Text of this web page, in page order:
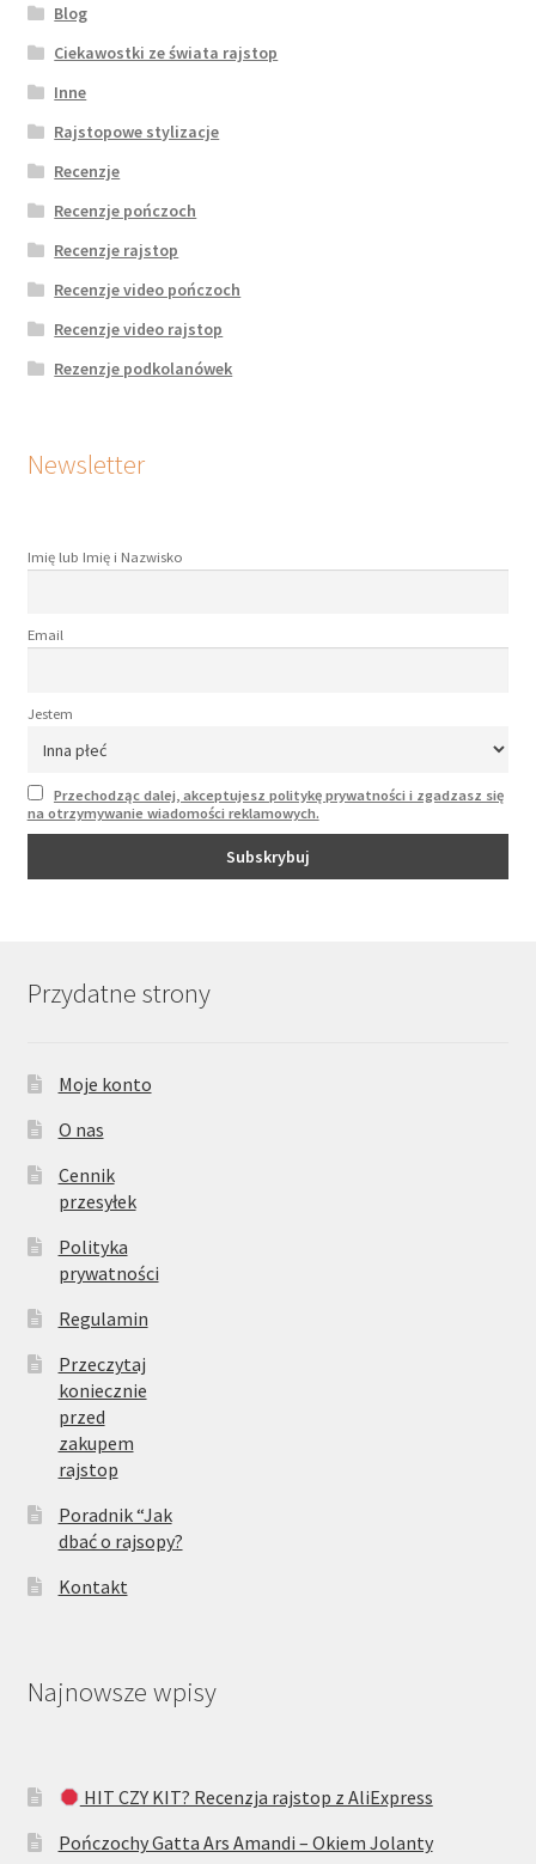
Blog
Ciekawostki ze świata rajstop
Inne
Rajstopowe stylizacje
Recenzje
Recenzje pończoch
Recenzje rajstop
Recenzje video pończoch
Recenzje video rajstop
Rezenzje podkolanówek
Newsletter
Imię lub Imię i Nazwisko
Email
Jestem
Przechodząc dalej, akceptujesz politykę prywatności i zgadzasz się
na otrzymywanie wiadomości reklamowych.
Przydatne strony
Moje konto
O nas
Cennik
przesyłek
Polityka
prywatności
Regulamin
Przeczytaj
koniecznie
przed
zakupem
rajstop
Poradnik “Jak
dbać o rajsopy?
Kontakt
Najnowsze wpisy
HIT CZY KIT? Recenzja rajstop z AliExpress
Pończochy Gatta Ars Amandi – Okiem Jolanty